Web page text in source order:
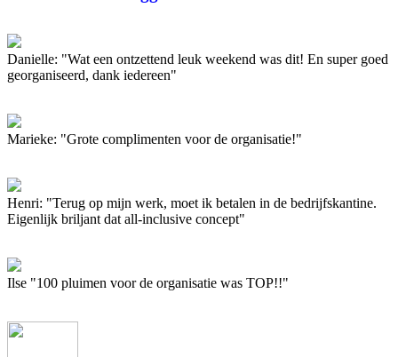
Danielle: "Wat een ontzettend leuk weekend was dit! En super goed
georganiseerd, dank iedereen"
Marieke: "Grote complimenten voor de organisatie!"
Henri: "Terug op mijn werk, moet ik betalen in de bedrijfskantine.
Eigenlijk briljant dat all-inclusive concept"
Ilse "100 pluimen voor de organisatie was TOP!!"